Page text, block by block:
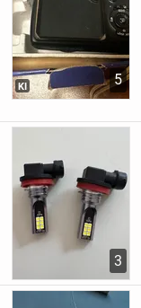
5
KI
3